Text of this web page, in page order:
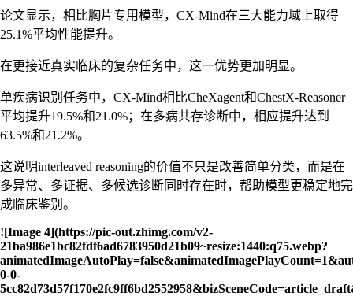
论文显示，相比胸片专用模型，CX-Mind在三大能力域上取得
25.1%平均性能提升。
在更接近真实临床的复杂任务中，这一优势更加明显。
单疾病识别任务中，CX-Mind相比CheXagent和ChestX-Reasoner
平均提升19.5%和21.0%；在多病共存诊断中，相应提升达到
63.5%和21.2%。
这说明interleaved reasoning的价值不只是改善简单分类，而是在
多异常、多证据、多候选诊断同时存在时，帮助模型更稳定地完
成临床鉴别。
![Image 4](https://pic-out.zhimg.com/v2-
21ba986e1bc82fdf6ad6783950d21b09~resize:1440:q75.webp?
0-0-